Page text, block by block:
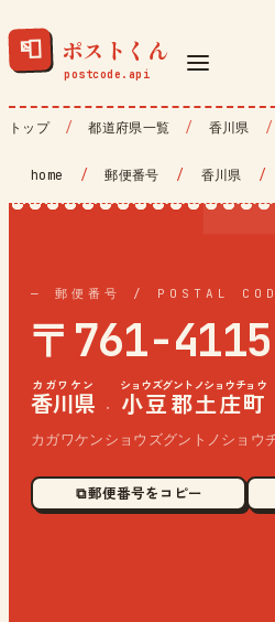
📮 ポストくん
トップ 都道府県一覧 香川県
home / 郵便番号 / 香川県 /
— 郵便番号 / POSTAL
〒761-4115
香川県
カガワケン
· 小豆郡土庄町
ショウズグントノショウチョウ
カガワケンショウズグントノショウ
⧉ 郵便番号をコピー